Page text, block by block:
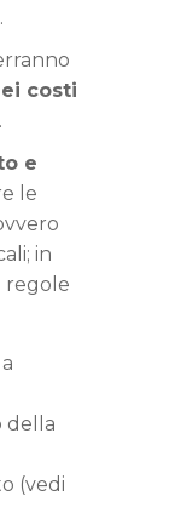
costi
e
le
in
regole
della
(vedi